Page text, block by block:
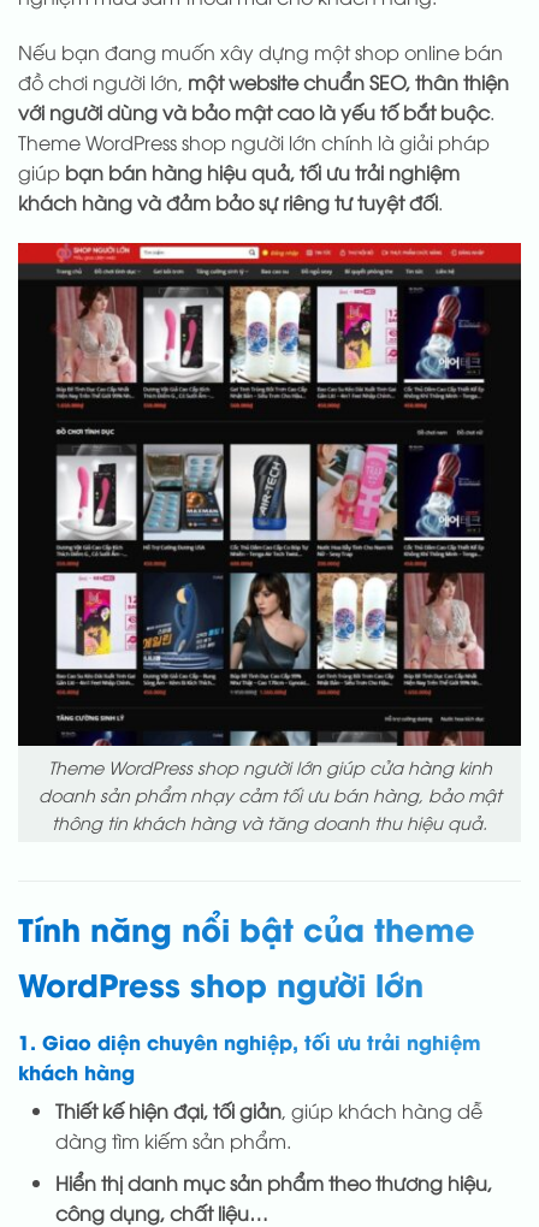
Nếu bạn đang muốn xây dựng một shop online bán
đồ chơi người lớn, một website chuẩn SEO, thân thiện
với người dùng và bảo mật cao là yếu tố bắt buộc.
Theme WordPress shop người lớn chính là giải pháp
giúp bạn bán hàng hiệu quả, tối ưu trải nghiệm
khách hàng và đảm bảo sự riêng tư tuyệt đối.
Theme WordPress shop người lớn giúp cửa hàng kinh
doanh sản phẩm nhạy cảm tối ưu bán hàng, bảo mật
thông tin khách hàng và tăng doanh thu hiệu quả.
Tính năng nổi bật của theme
WordPress shop người lớn
1. Giao diện chuyên nghiệp, tối ưu trải nghiệm
khách hàng
Thiết kế hiện đại, tối giản, giúp khách hàng dễ
dàng tìm kiếm sản phẩm.
Hiển thị danh mục sản phẩm theo thương hiệu,
công dụng, chất liệu…